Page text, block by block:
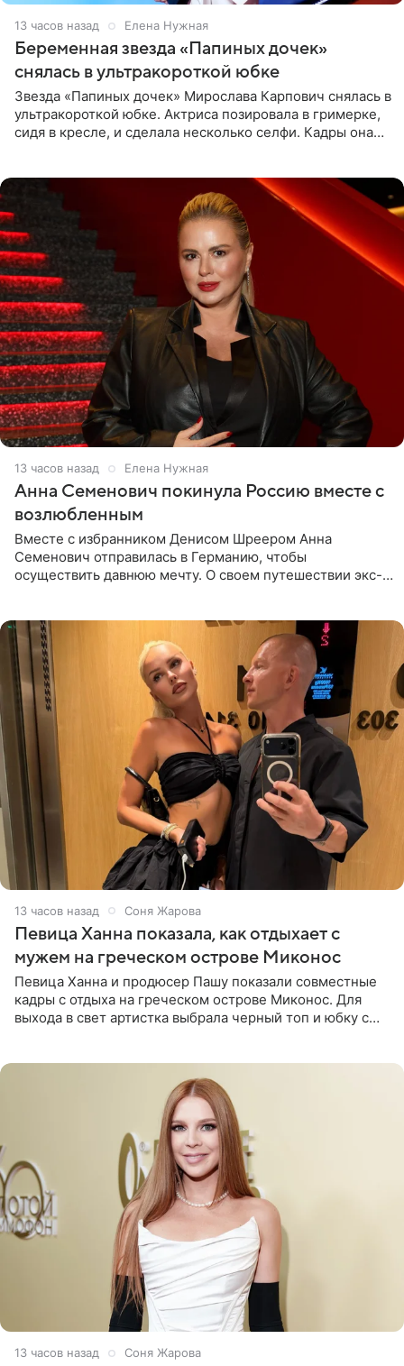
13 часов назад Елена Нужная
Беременная звезда «Папиных дочек»
снялась в ультракороткой юбке
Звезда «Папиных дочек» Мирослава Карпович снялась в
ультракороткой юбке. Актриса позировала в гримерке,
сидя в кресле, и сделала несколько селфи. Кадры она
13 часов назад Елена Нужная
Анна Семенович покинула Россию вместе с
возлюбленным
Вместе с избранником Денисом Шреером Анна
Семенович отправилась в Германию, чтобы
осуществить давнюю мечту. О своем путешествии экс-
13 часов назад Соня Жарова
Певица Ханна показала, как отдыхает с
мужем на греческом острове Миконос
Певица Ханна и продюсер Пашу показали совместные
кадры с отдыха на греческом острове Миконос. Для
выхода в свет артистка выбрала черный топ и юбку с
13 часов назад Соня Жарова